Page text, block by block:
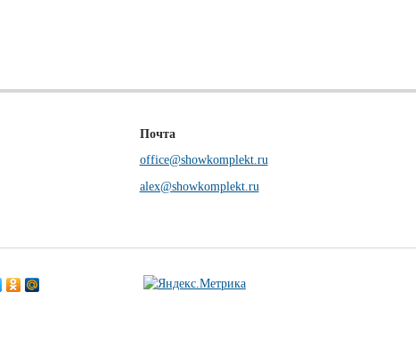
Почта
office@showkomplekt.ru
alex@showkomplekt.ru